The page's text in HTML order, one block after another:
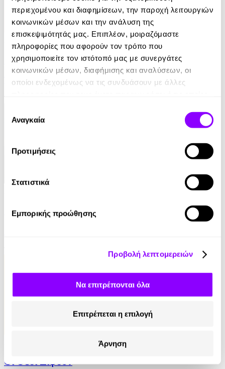
περιεχομένου και διαφημίσεων, την παροχή λειτουργιών
κοινωνικών μέσων και την ανάλυση της
επισκεψιμότητάς μας. Επιπλέον, μοιραζόμαστε
πληροφορίες που αφορούν τον τρόπο που
χρησιμοποιείτε τον ιστότοπό μας με συνεργάτες
κοινωνικών μέσων, διαφήμισης και αναλύσεων, οι
οποίοι ενδεχομένως να τις συνδυάσουν με άλλες
των υπηρεσιών τους.
συγκατάθεσης
Αναγκαία
Προτιμήσεις
Στατιστικά
Εμπορικής προώθησης
Προβολή λεπτομερειών
Να επιτρέπονται όλα
Επιτρέπεται η επιλογή
Άρνηση
Audiobook • 1 Credit
Στο Σπίτι Της
Yael Van Der Wouden
Ο Τελευταίος των Μοϊκανών
Οι Θεοί Διψούν